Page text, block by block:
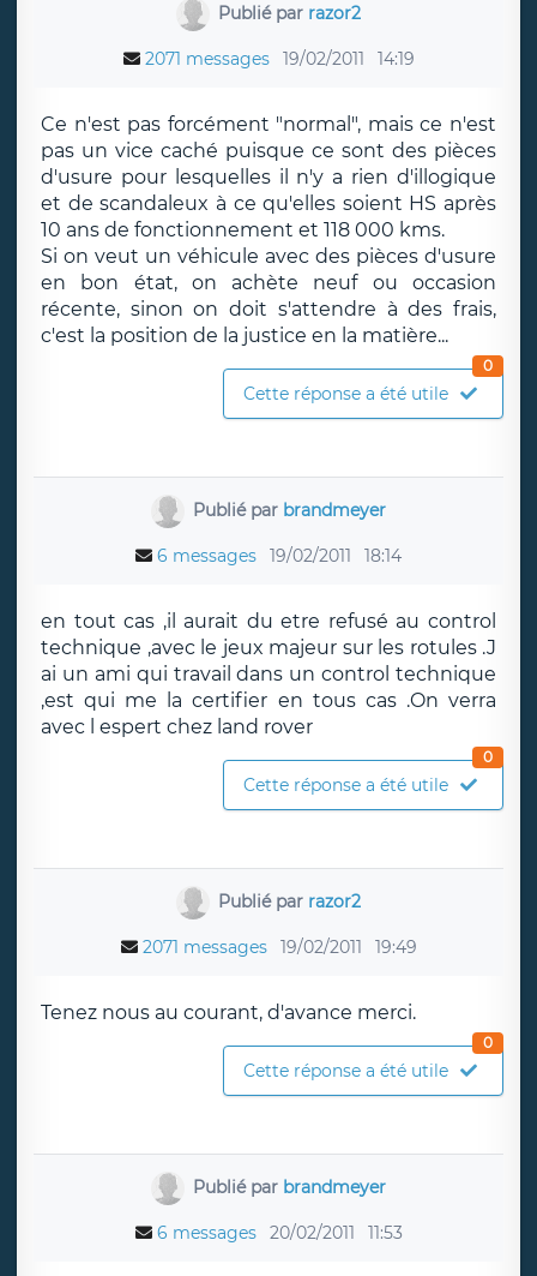
Publié par razor2
2071 messages 19/02/2011 14:19
Ce n'est pas forcément "normal", mais ce n'est
pas un vice caché puisque ce sont des pièces
d'usure pour lesquelles il n'y a rien d'illogique
et de scandaleux à ce qu'elles soient HS après
10 ans de fonctionnement et 118 000 kms.
Si on veut un véhicule avec des pièces d'usure
en bon état, on achète neuf ou occasion
récente, sinon on doit s'attendre à des frais,
c'est la position de la justice en la matière...
Cette réponse a été utile
0
Publié par brandmeyer
6 messages 19/02/2011 18:14
en tout cas ,il aurait du etre refusé au control
technique ,avec le jeux majeur sur les rotules .J
ai un ami qui travail dans un control technique
,est qui me la certifier en tous cas .On verra
avec l espert chez land rover
Cette réponse a été utile
0
Publié par razor2
2071 messages 19/02/2011 19:49
Tenez nous au courant, d'avance merci.
Cette réponse a été utile
0
Publié par brandmeyer
6 messages 20/02/2011 11:53